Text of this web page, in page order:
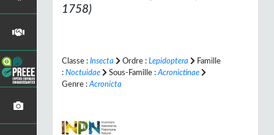
1758)
Classe : Insecta Ordre : Lepidoptera
Famille
: Noctuidae Sous-Famille : Acronictinae
Genre : Acronicta